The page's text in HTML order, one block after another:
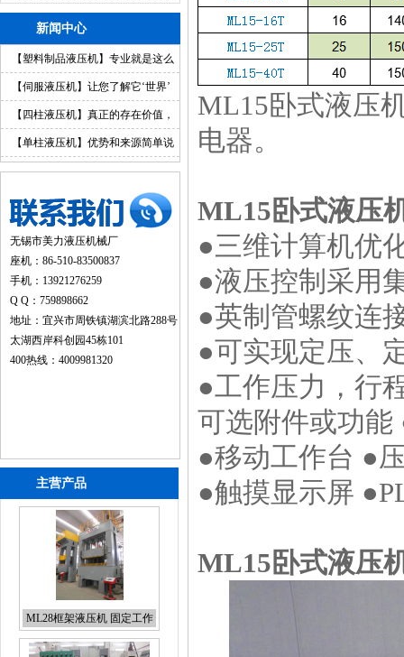
新闻中心
【塑料制品液压机】专业就是这么
简单【伺服液压机】让您了解它‘世界’
【四柱液压机】真正的存在价值，
你值得拥有
【单柱液压机】优势和来源简单说
明
无锡市美力液压机械厂
座机：86-510-83500837
手机：13921276259
Q Q：759898662
地址：宜兴市周铁镇湖滨北路288号
太湖西岸科创园45栋101
400热线：4009981320
主营产品
ML24框架液压机
ML15卧式液压
电器。
ML15卧式液压
●三维计算机优
●液压控制采用
●英制管螺纹连
●可实现定压、
●工作压力，行
可选附件或功
●移动工作台 ●
●触摸显示屏
ML15卧式液压